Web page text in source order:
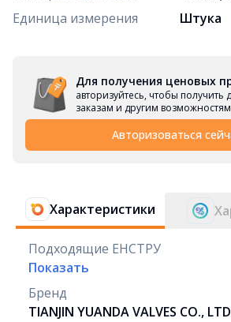
Единица измерения
Штука
Для получения ценовых
авторизуйтесь, чтобы получить
заказам и другим возможностям
Авторизоваться
Характеристики
Подходящие ЕНСТРУ
Показать
Бренд
TIANJIN YUANDA VALVES CO., LTD